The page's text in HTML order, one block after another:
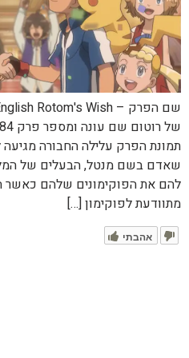
תמונת הפרק עלילה החבורה
שאדם בשם מנטל, הבעלים של
להם את הפוקימונים שלהם כאשר
מתוודעת לפוקימון […]
אהבתי